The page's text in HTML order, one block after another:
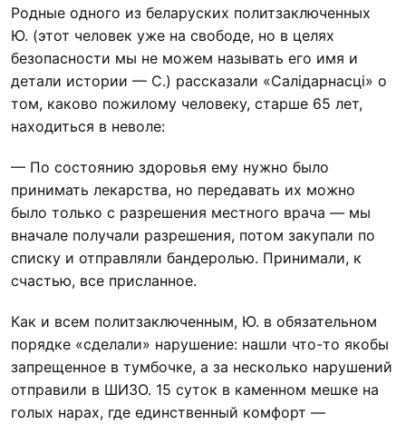
Родные одного из беларуских политзаключенных
Ю. (этот человек уже на свободе, но в целях
безопасности мы не можем называть его имя и
детали истории — С.) рассказали «Салідарнасці» о
том, каково пожилому человеку, старше 65 лет,
находиться в неволе:
— По состоянию здоровья ему нужно было
принимать лекарства, но передавать их можно
было только с разрешения местного врача — мы
вначале получали разрешения, потом закупали по
списку и отправляли бандеролью. Принимали, к
счастью, все присланное.
Как и всем политзаключенным, Ю. в обязательном
порядке «сделали» нарушение: нашли что-то якобы
запрещенное в тумбочке, а за несколько нарушений
отправили в ШИЗО. 15 суток в каменном мешке на
голых нарах, где единственный комфорт —